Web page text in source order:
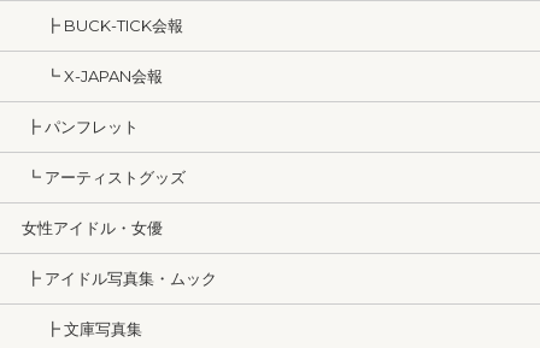
┣ BUCK-TICK会報
┗ X-JAPAN会報
┣ パンフレット
┗ アーティストグッズ
女性アイドル・女優
┣ アイドル写真集・ムック
┣ 文庫写真集